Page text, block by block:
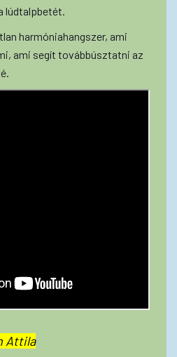
lúdtalpbetét.
harmóniahangszer, ami
ami segít továbbúsztatni az
Attila